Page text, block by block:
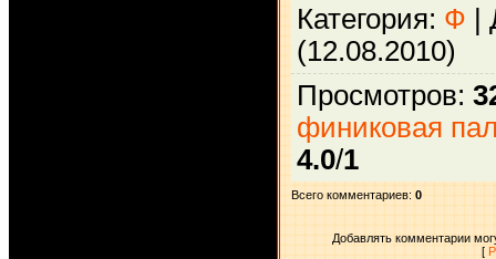
Категория: Ф |
(12.08.2010)
Просмотров:
финиковая
4.0/1
Всего комментариев: 0
Добавлять комментарии
[